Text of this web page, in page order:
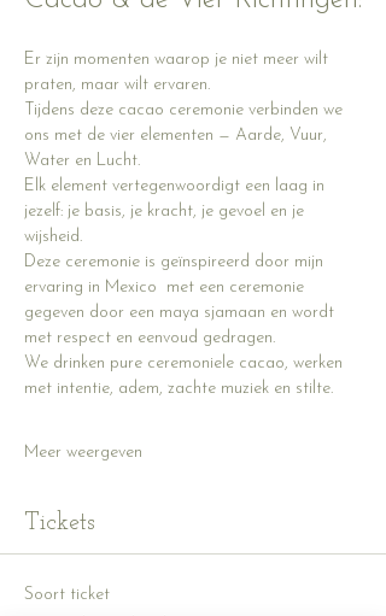
Er zijn momenten waarop je niet meer wilt
praten, maar wilt ervaren.
Tijdens deze cacao ceremonie verbinden we
ons met de vier elementen — Aarde, Vuur,
Water en Lucht.
Elk element vertegenwoordigt een laag in
jezelf: je basis, je kracht, je gevoel en je
wijsheid.
Deze ceremonie is geïnspireerd door mijn
ervaring in Mexico  met een ceremonie
gegeven door een maya sjamaan en wordt
met respect en eenvoud gedragen.
We drinken pure ceremoniele cacao, werken
met intentie, adem, zachte muziek en stilte.
Meer weergeven
Tickets
Soort ticket